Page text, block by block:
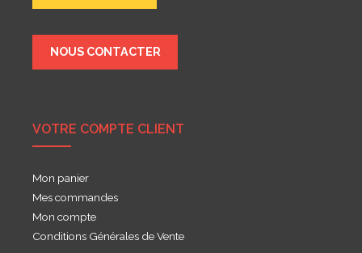
NOUS CONTACTER
VOTRE COMPTE CLIENT
Mon panier
Mes commandes
Mon compte
Conditions Générales de Vente